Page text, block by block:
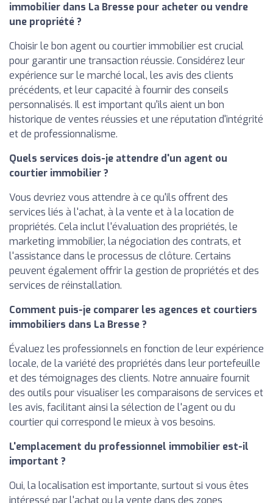
immobilier dans La Bresse pour acheter ou vendre
une propriété ?
Choisir le bon agent ou courtier immobilier est crucial
pour garantir une transaction réussie. Considérez leur
expérience sur le marché local, les avis des clients
précédents, et leur capacité à fournir des conseils
personnalisés. Il est important qu'ils aient un bon
historique de ventes réussies et une réputation d'intégrité
et de professionnalisme.
Quels services dois-je attendre d'un agent ou
courtier immobilier ?
Vous devriez vous attendre à ce qu'ils offrent des
services liés à l'achat, à la vente et à la location de
propriétés. Cela inclut l'évaluation des propriétés, le
marketing immobilier, la négociation des contrats, et
l'assistance dans le processus de clôture. Certains
peuvent également offrir la gestion de propriétés et des
services de réinstallation.
Comment puis-je comparer les agences et courtiers
immobiliers dans La Bresse ?
Évaluez les professionnels en fonction de leur expérience
locale, de la variété des propriétés dans leur portefeuille
et des témoignages des clients. Notre annuaire fournit
des outils pour visualiser les comparaisons de services et
les avis, facilitant ainsi la sélection de l'agent ou du
courtier qui correspond le mieux à vos besoins.
L'emplacement du professionnel immobilier est-il
important ?
Oui, la localisation est importante, surtout si vous êtes
intéressé par l'achat ou la vente dans des zones